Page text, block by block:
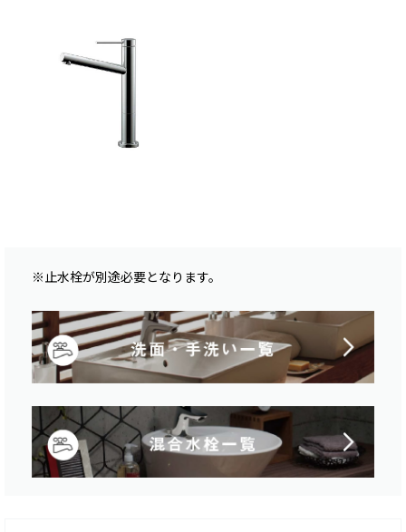
※止水栓が別途必要となります。